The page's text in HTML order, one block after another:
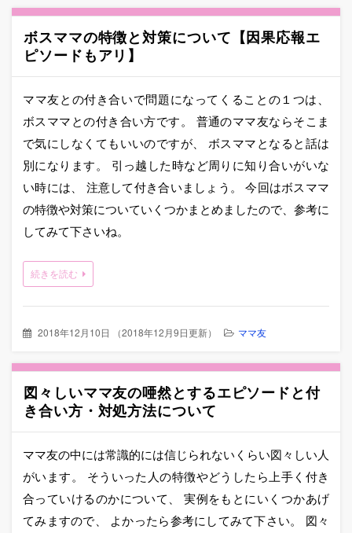
ボスママの特徴と対策について【因果応報エ
ピソードもアリ】
ママ友との付き合いで問題になってくることの１つは、
ボスママとの付き合い方です。 普通のママ友ならそこま
で気にしなくてもいいのですが、 ボスママとなると話は
別になります。 引っ越した時など周りに知り合いがいな
い時には、 注意して付き合いましょう。 今回はボスママ
の特徴や対策についていくつかまとめましたので、参考に
してみて下さいね。
続きを読む
2018年12月10日 （2018年12月9日更新） ママ友
図々しいママ友の唖然とするエピソードと付
き合い方・対処方法について
ママ友の中には常識的には信じられないくらい図々しい人
がいます。 そういった人の特徴やどうしたら上手く付き
合っていけるのかについて、 実例をもとにいくつかあげ
てみますので、 よかったら参考にしてみて下さい。 図々